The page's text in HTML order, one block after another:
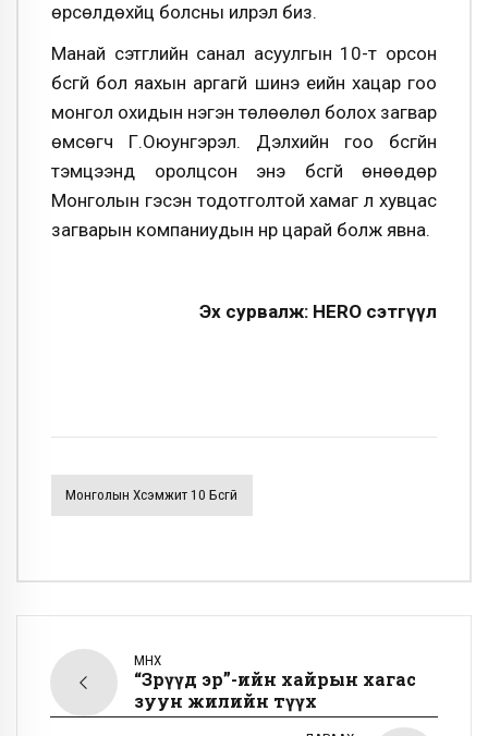
өрсөлдөхүйц болсны илрэл биз.
Манай сэтгүүлийн санал асуулгын 10-т орсон
бүсгүй бол яахын аргагүй шинэ үеийн хацар гоо
монгол охидын нэгэн төлөөлөл болох загвар
өмсөгч Г.Оюунгэрэл. Дэлхийн гоо бүсгүйн
тэмцээнд оролцсон энэ бүсгүй өнөөдөр
Монголын гэсэн тодотголтой хамаг л хувцас
загварын компаниудын нүүр царай болж явна.
Эх сурвалж: HERO сэтгүүл
Монголын Хүсэмжит 10 Бүсгүй
ӨМНӨХ
“Зөрүүд эр”-ийн хайрын хагас
зуун жилийн түүх